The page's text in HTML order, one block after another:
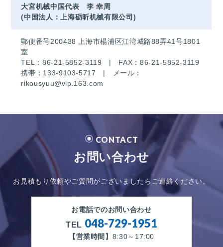
大宮机械中国代表 李 幸周
(中国法人：上海砺昕机械有限公司)
郵便番号200438 上海市楊浦区江湾城路88弄41号1801
室
TEL： 86-21-5852-3119 | FAX：86-21-5852-3119
携帯： 133-9103-5717
| メール：
rikousyuu@vip.163.com
CONTACT
お問い合わせ
お見積もり依頼やご質問がございましたらご連絡ください。
お電話でのお問い合わせ
TEL 048-729-1951
【営業時間】 8:30～17:00